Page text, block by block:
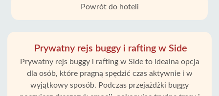
Powrót do hoteli
Prywatny rejs buggy i rafting w Side
Prywatny rejs buggy i rafting w Side to idealna opcja
dla osób, które pragną spędzić czas aktywnie i w
wyjątkowy sposób. Podczas przejażdżki buggy